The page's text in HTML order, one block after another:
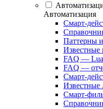
Автоматизация
Смарт-
Паттерны
Известные
FAQ —
FAQ —
Смарт-
Смарт-